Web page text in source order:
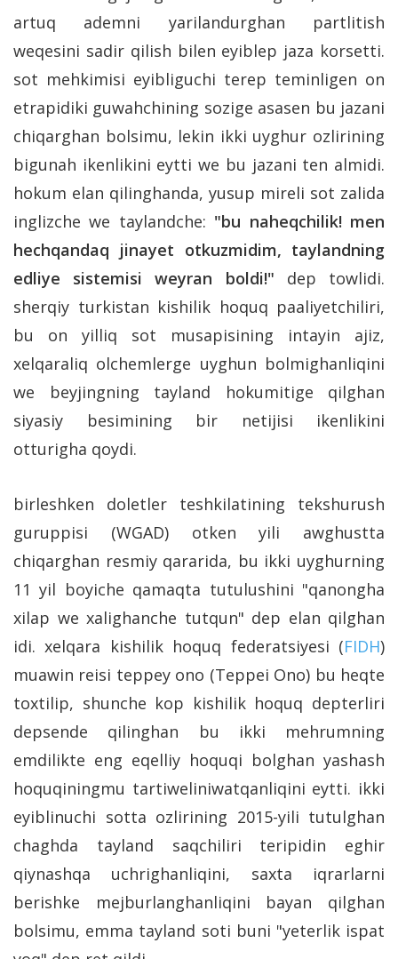
artuq ademni yarilandurghan partlitish
weqesini sadir qilish bilen eyiblep jaza korsetti.
sot mehkimisi eyibliguchi terep teminligen on
etrapidiki guwahchining sozige asasen bu jazani
chiqarghan bolsimu, lekin ikki uyghur ozlirining
bigunah ikenlikini eytti we bu jazani ten almidi.
hokum elan qilinghanda, yusup mireli sot zalida
inglizche we taylandche: "bu naheqchilik! men
hechqandaq jinayet otkuzmidim, taylandning
edliye sistemisi weyran boldi!" dep towlidi.
sherqiy turkistan kishilik hoquq paaliyetchiliri,
bu on yilliq sot musapisining intayin ajiz,
xelqaraliq olchemlerge uyghun bolmighanliqini
we beyjingning tayland hokumitige qilghan
siyasiy besimining bir netijisi ikenlikini
otturigha qoydi.
birleshken doletler teshkilatining tekshurush
guruppisi (WGAD) otken yili awghustta
chiqarghan resmiy qararida, bu ikki uyghurning
11 yil boyiche qamaqta tutulushini "qanongha
xilap we xalighanche tutqun" dep elan qilghan
idi. xelqara kishilik hoquq federatsiyesi (FIDH)
muawin reisi teppey ono (Teppei Ono) bu heqte
toxtilip, shunche kop kishilik hoquq depterliri
depsende qilinghan bu ikki mehrumning
emdilikte eng eqelliy hoquqi bolghan yashash
hoquqiningmu tartiweliniwatqanliqini eytti. ikki
eyiblinuchi sotta ozlirining 2015-yili tutulghan
chaghda tayland saqchiliri teripidin eghir
qiynashqa uchrighanliqini, saxta iqrarlarni
berishke mejburlanghanliqini bayan qilghan
bolsimu, emma tayland soti buni "yeterlik ispat